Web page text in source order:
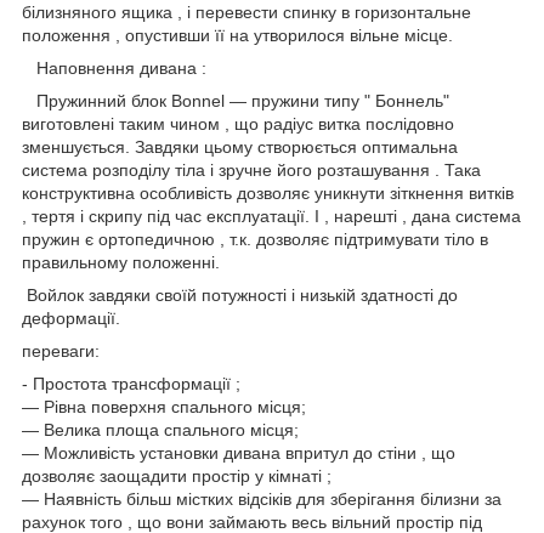
білизняного ящика , і перевести спинку в горизонтальне
положення , опустивши її на утворилося вільне місце.
Наповнення дивана :
Пружинний блок Bonnel ― пружини типу " Боннель"
виготовлені таким чином , що радіус витка послідовно
зменшується. Завдяки цьому створюється оптимальна
система розподілу тіла і зручне його розташування . Така
конструктивна особливість дозволяє уникнути зіткнення витків
, тертя і скрипу під час експлуатації. І , нарешті , дана система
пружин є ортопедичною , т.к. дозволяє підтримувати тіло в
правильному положенні.
Войлок завдяки своїй потужності і низькій здатності до
деформації.
переваги:
- Простота трансформації ;
― Рівна поверхня спального місця;
― Велика площа спального місця;
― Можливість установки дивана впритул до стіни , що
дозволяє заощадити простір у кімнаті ;
― Наявність більш містких відсіків для зберігання білизни за
рахунок того , що вони займають весь вільний простір під